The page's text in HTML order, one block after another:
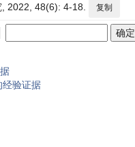
2022, 48(6): 4-18. 复制
验证据